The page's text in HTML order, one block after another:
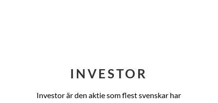
INVESTOR
Investor är den aktie som flest svenskar har